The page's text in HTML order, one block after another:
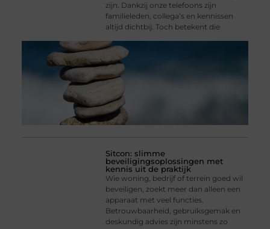
zijn. Dankzij onze telefoons zijn
familieleden, collega’s en kennissen
altijd dichtbij. Toch betekent die
Sitcon: slimme
beveiligingsoplossingen met
kennis uit de praktijk
Wie woning, bedrijf of terrein goed wil
beveiligen, zoekt meer dan alleen een
apparaat met veel functies.
Betrouwbaarheid, gebruiksgemak en
deskundig advies zijn minstens zo